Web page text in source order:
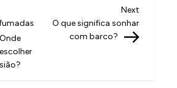
Next
Post
Next
O que significa sonhar
com barco?